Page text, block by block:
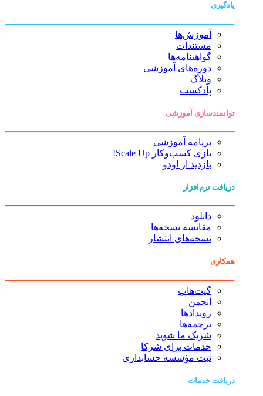
یادگیری
آموزش‌ها
مستندات
گواهینامه‌ها
دوره‌های آموزشی
وبلاگ
پادکست
توانمندسازی آموزشی
برنامه آموزشی
بازی کسب‌وکار Scale Up!
بازدید از اودو
دریافت نرم‌افزار
دانلود
مقایسه نسخه‌ها
نسخه‌های انتشار
همکاری
گیت‌هاب
انجمن
رویدادها
ترجمه‌ها
شریک ما شوید
خدمات برای شرکا
ثبت مؤسسه حسابداری
دریافت خدمات